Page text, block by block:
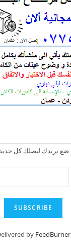
ضع بريدك ليصلك كل
by FeedBurner